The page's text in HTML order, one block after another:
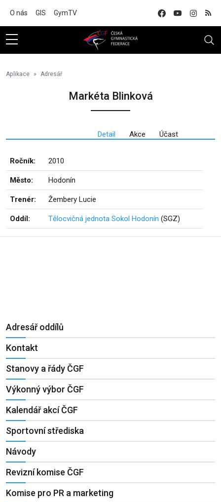
O nás GIS GymTV
Aplikace Adresář
Markéta Blinková
Detail Akce Účast
Ročník: 2010
Město: Hodonín
Trenér: Žembery Lucie
Oddíl: Tělocvičná jednota Sokol Hodonín (SGZ)
Adresář oddílů
Kontakt
Stanovy a řády ČGF
Výkonný výbor ČGF
Kalendář akcí ČGF
Sportovní střediska
Návody
Revizní komise ČGF
Komise pro PR a marketing